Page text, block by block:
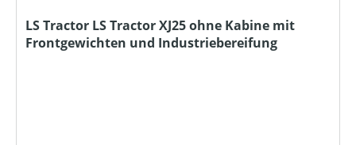
LS Tractor LS Tractor XJ25 ohne Kabine mit
Frontgewichten und Industriebereifung